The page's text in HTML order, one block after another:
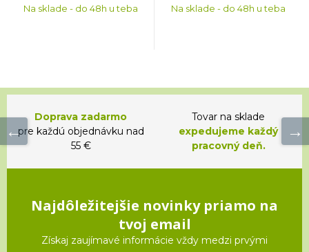
Na sklade - do 48h u teba Na sklade - do 48h u teba
Doprava zadarmo
pre každú objednávku nad
55 €
Tovar na sklade
expedujeme každý
pracovný deň.
Najdôležitejšie novinky priamo na
tvoj email
Získaj zaujímavé informácie vždy medzi prvými